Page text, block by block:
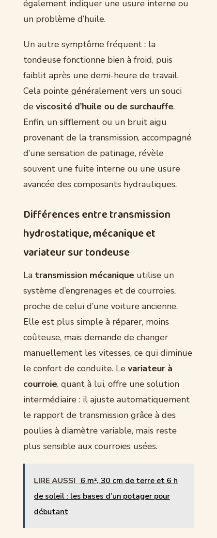
également indiquer une usure interne ou
un problème d’huile.
Un autre symptôme fréquent : la
tondeuse fonctionne bien à froid, puis
faiblit après une demi-heure de travail.
Cela pointe généralement vers un souci
de viscosité d’huile ou de surchauffe.
Enfin, un sifflement ou un bruit aigu
provenant de la transmission, accompagné
d’une sensation de patinage, révèle
souvent une fuite interne ou une usure
avancée des composants hydrauliques.
Différences entre transmission
hydrostatique, mécanique et
variateur sur tondeuse
La transmission mécanique utilise un
système d’engrenages et de courroies,
proche de celui d’une voiture ancienne.
Elle est plus simple à réparer, moins
coûteuse, mais demande de changer
manuellement les vitesses, ce qui diminue
le confort de conduite. Le variateur à
courroie, quant à lui, offre une solution
intermédiaire : il ajuste automatiquement
le rapport de transmission grâce à des
poulies à diamètre variable, mais reste
plus sensible aux courroies usées.
LIRE AUSSI 6 m², 30 cm de terre et 6 h
de soleil : les bases d’un potager pour
débutant